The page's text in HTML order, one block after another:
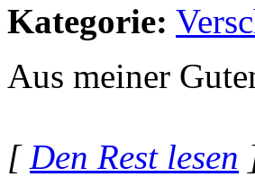
Kategorie:
Aus meiner
[Den Rest lesen